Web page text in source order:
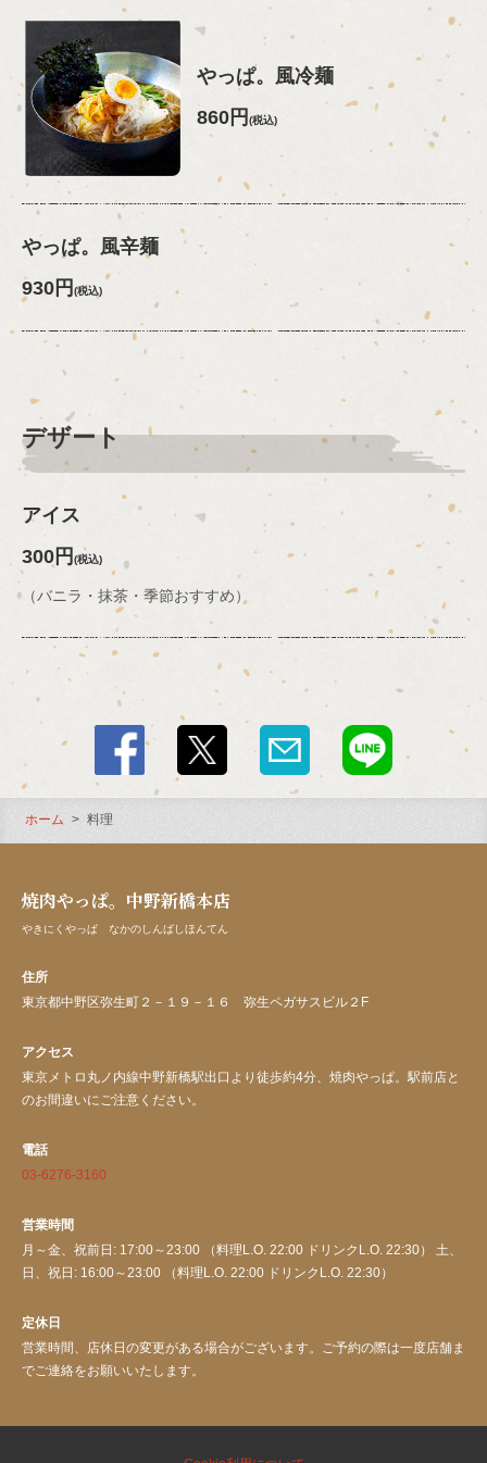
やっぱ。風冷麺
860円(税込)
やっぱ。風辛麺
930円 (税込)
デザート
アイス
300円 (税込)
（バニラ・抹茶・季節おすすめ）
ホーム 料理
焼肉やっぱ。中野新橋本店
やきにくやっぱ なかのしんばしほんてん
住所
東京都中野区弥生町２－１９－１６ 弥生ペガサスビル２F
アクセス
東京メトロ丸ノ内線中野新橋駅出口より徒歩約4分、焼肉やっぱ。駅前店と
のお間違いにご注意ください。
電話
03-6276-3160
営業時間
月～金、祝前日: 17:00～23:00 （料理L.O. 22:00 ドリンクL.O. 22:30） 土、
日、祝日: 16:00～23:00 （料理L.O. 22:00 ドリンクL.O. 22:30）
定休日
営業時間、店休日の変更がある場合がございます。ご予約の際は一度店舗ま
でご連絡をお願いいたします。